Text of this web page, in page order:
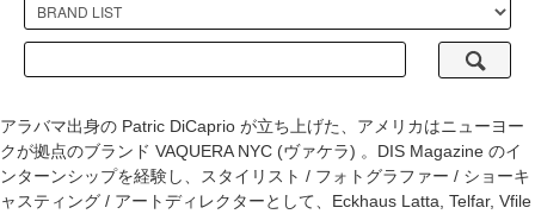
アラバマ出身の Patric DiCaprio が立ち上げた、アメリカはニューヨー
クが拠点のブランド VAQUERA NYC (ヴァケラ) 。DIS Magazine のイ
ンターンシップを経験し、スタイリスト / フォトグラファー / ショーキ
ャスティング / アートディレクターとして、Eckhaus Latta, Telfar, Vfile